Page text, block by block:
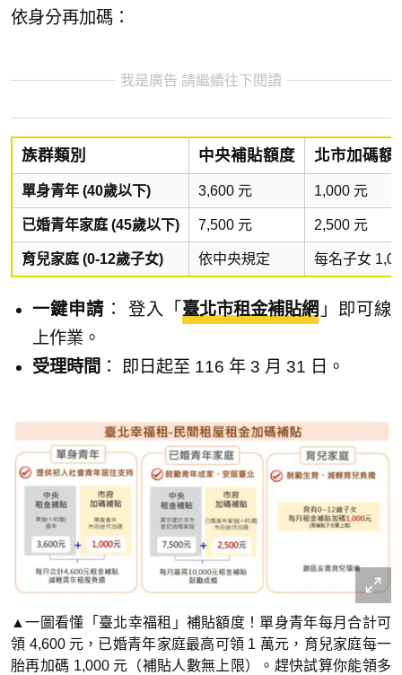
依身分再加碼：
我是廣告 請繼續往下閱讀
族群類別 中央補貼額度 北市加碼額
單身青年 (40歲以下) 3,600 元 1,000 元
已婚青年家庭 (45歲以下) 7,500 元 2,500 元
育兒家庭 (0-12歲子女) 依中央規定 每名子女
一鍵申請 ： 登入「 臺北市租金補貼網 」即可線
上作業。
受理時間 ： 即日起至 116 年 3 月 31 日。
▲一圖看懂「臺北幸福租」補貼額度！單身青年每月合計可
領 4,600 元，已婚青年家庭最高可領 1 萬元，育兒家庭每一
胎再加碼 1,000 元（補貼人數無上限）。趕快試算你能領多